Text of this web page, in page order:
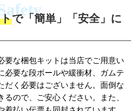
商品を撮影して、査定フォームから画像
を送信します。
申し込み
査定画像を送信
「ジョニージョイLINE査定」を友だちに
追加し、スマートフォンなどのカメラで
撮影したおもちゃの写真をトーク中に送
で「簡単」「安全」に
要な梱包キットは当店でご用意い
必要な段ボールや緩衝材、ガムテ
だく必要はございません。面倒な
るので、ご安心ください。また、